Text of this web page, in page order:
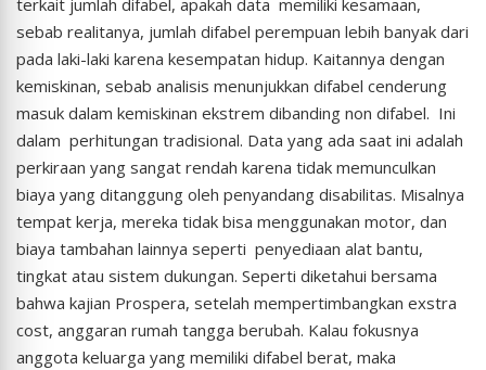
terkait jumlah difabel, apakah data memiliki kesamaan,
sebab realitanya, jumlah difabel perempuan lebih banyak dari
pada laki-laki karena kesempatan hidup. Kaitannya dengan
kemiskinan, sebab analisis menunjukkan difabel cenderung
masuk dalam kemiskinan ekstrem dibanding non difabel. Ini
dalam perhitungan tradisional. Data yang ada saat ini adalah
perkiraan yang sangat rendah karena tidak memunculkan
biaya yang ditanggung oleh penyandang disabilitas. Misalnya
tempat kerja, mereka tidak bisa menggunakan motor, dan
biaya tambahan lainnya seperti penyediaan alat bantu,
tingkat atau sistem dukungan. Seperti diketahui bersama
bahwa kajian Prospera, setelah mempertimbangkan exstra
cost, anggaran rumah tangga berubah. Kalau fokusnya
anggota keluarga yang memiliki difabel berat, maka